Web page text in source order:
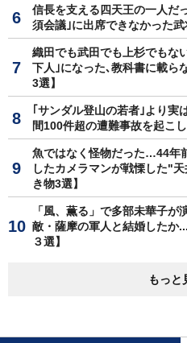
信長を支える四天王の一人だ
須会議｣に出席できなかった
織田でも武田でも上杉でもな
下人｣になった､教科書に載ら
3選】
｢サンダル登山の若者｣より
間100件超の遭難事故を起こ
魚ではなく怪物だった…44年
したカメラマンが戦慄した"
き物3選】
「風、薫る」で多部未華子
敵・薩摩の軍人と結婚したか
３選】
もっと